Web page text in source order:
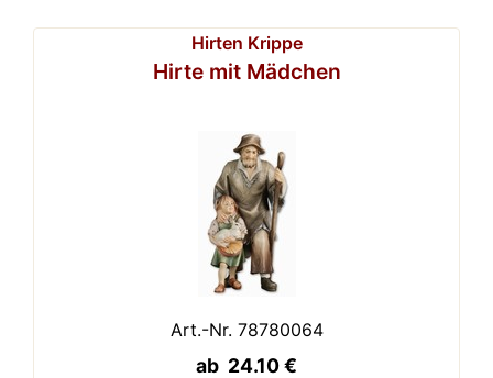
Hirten Krippe
Hirte mit Mädchen
Art.-Nr. 78780064
ab 24.10 €